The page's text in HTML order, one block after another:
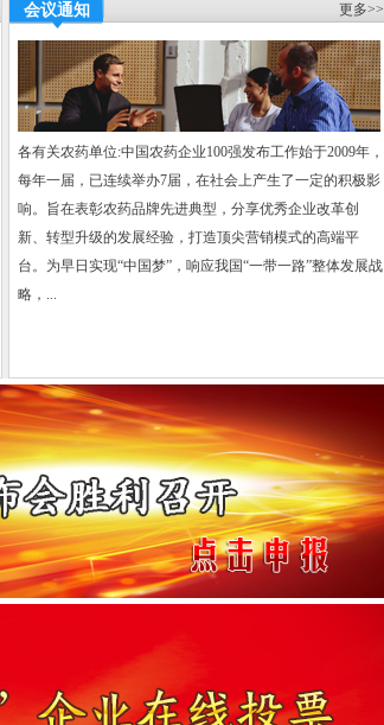
21世纪经济报道、经济观察报、财经时报、
经济参考报、证券日报、中国经济时报、
中国经济导报、工商导报、财富时报、
新京报、深圳商报、重庆晚报、中国证券报、
经理日报、财富时报、乡镇企业导报、中国产
经新闻、工商导报社、中华合作时报
网易新闻网、慧聪网、中国化工报·中化新网、
中国化工节能网、中国农药百强网、中国农药网、
中国脱硫网、中国无机盐工业协会网、中国复合肥
、
中国化肥百强官方网、中心网、新华网、中国化工信
息网
数字网、卡维资讯、世易化工网、民工网、万隆证券
网、
中国农资网、中华磷化工网、中国化工资讯网、中国
农药企业网 、
中国肥料企业网、万客化工论坛、中国农业网、
安宁生活网、环渤海区域信息网
会议通知 更多>>
各有关农药单位:中国农药企业100强发布工作始于2009年，
每年一届，已连续举办7届，在社会上产生了一定的积极影
响。旨在表彰农药品牌先进典型，分享优秀企业改革创
新、转型升级的发展经验，打造顶尖营销模式的高端平
台。为早日实现“中国梦”，响应我国“一带一路”整体发展战
略，...